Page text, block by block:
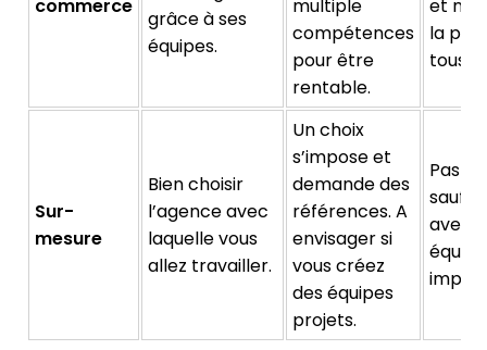
commerce
grâce à ses
équipes.
multiple
compétences
pour être
rentable.
et
la
tous.
Sur-
mesure
Bien choisir
l’agence avec
laquelle vous
allez travailler.
Un choix
s’impose et
demande des
références. A
envisager si
vous créez
des équipes
projets.
Pas
sauf si
avez